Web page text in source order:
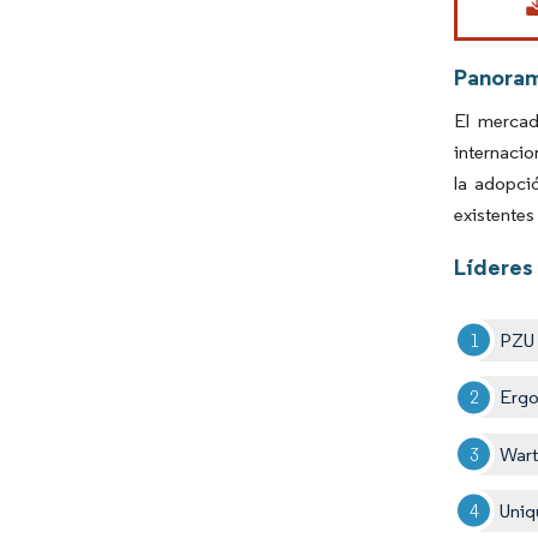
El
la
Líderes
PZU